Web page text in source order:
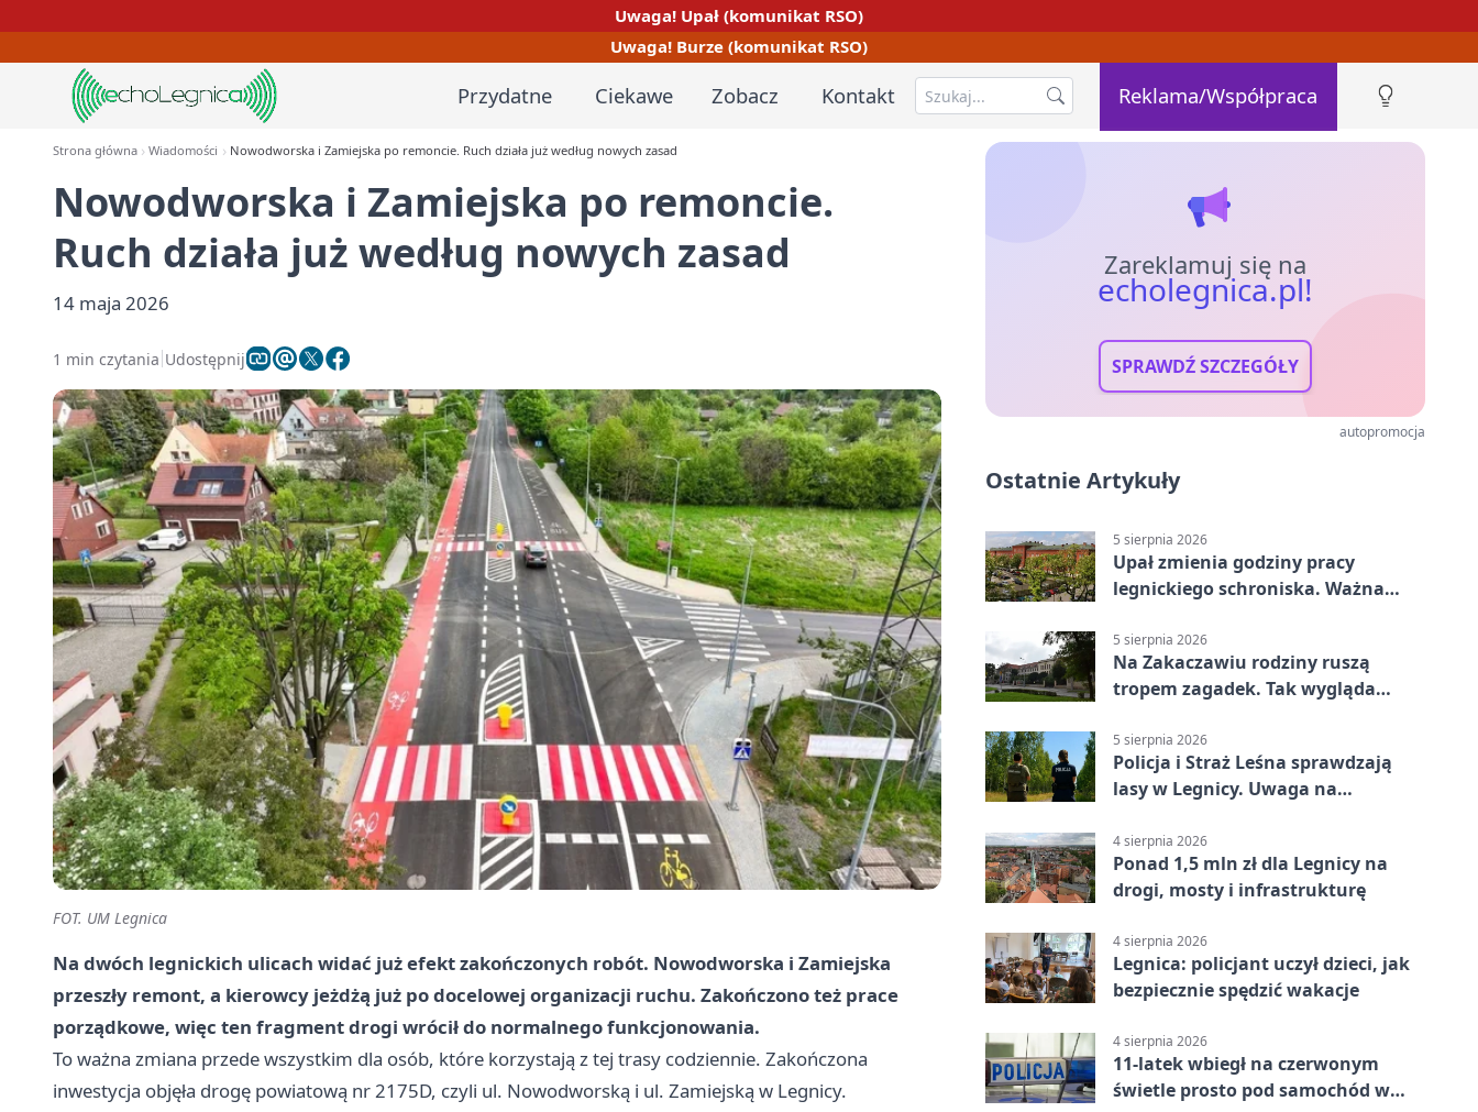
Uwaga! Upał (komunikat RSO)
Uwaga! Burze (komunikat RSO)
Przydatne Ciekawe Zobacz Kontakt Reklama/Współpraca
Strona główna Wiadomości Nowodworska i Zamiejska po remoncie. Ruch działa już według nowych zasad
Nowodworska i Zamiejska po remoncie.
Ruch działa już według nowych zasad
14 maja 2026
1 min czytania Udostępnij
FOT. UM Legnica
Na dwóch legnickich ulicach widać już efekt zakończonych robót. Nowodworska i Zamiejska
przeszły remont, a kierowcy jeżdżą już po docelowej organizacji ruchu. Zakończono też prace
porządkowe, więc ten fragment drogi wrócił do normalnego funkcjonowania.
To ważna zmiana przede wszystkim dla osób, które korzystają z tej trasy codziennie. Zakończona
inwestycja objęła drogę powiatową nr 2175D, czyli ul. Nowodworską i ul. Zamiejską w Legnicy.
Zareklamuj się na
echolegnica.pl!
SPRAWDŹ SZCZEGÓŁY
autopromocja
Ostatnie Artykuły
5 sierpnia 2026
Upał zmienia godziny pracy
legnickiego schroniska. Ważna
5 sierpnia 2026
Na Zakaczawiu rodziny ruszą
tropem zagadek. Tak wygląda
5 sierpnia 2026
Policja i Straż Leśna sprawdzają
lasy w Legnicy. Uwaga na
4 sierpnia 2026
Ponad 1,5 mln zł dla Legnicy na
drogi, mosty i infrastrukturę
4 sierpnia 2026
Legnica: policjant uczył dzieci, jak
bezpiecznie spędzić wakacje
4 sierpnia 2026
11-latek wbiegł na czerwonym
świetle prosto pod samochód w